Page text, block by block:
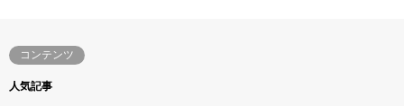
コンテンツ
人気記事